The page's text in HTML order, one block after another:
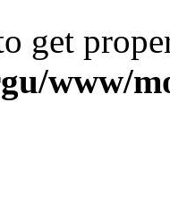
get
www/